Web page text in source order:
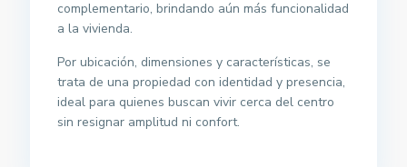
complementario, brindando aún más funcionalidad
a la vivienda.
Por ubicación, dimensiones y características, se
trata de una propiedad con identidad y presencia,
ideal para quienes buscan vivir cerca del centro
sin resignar amplitud ni confort.